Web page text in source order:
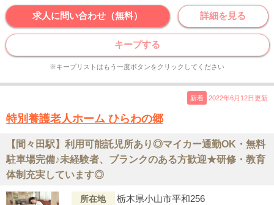
求人に問い合わせ（無料） 詳細を見る
キープする
※キープリストはもう一度ボタンをクリックしてください
新着 2022年6月12日更新
特別養護老人ホーム ひらわの郷
【間々田駅】利用可能託児所あり◎マイカー通勤OK・無料
駐車場完備♪未経験者、ブランクのある方歓迎★研修・教育
体制充実しています◎
所在地 栃木県小山市平和256